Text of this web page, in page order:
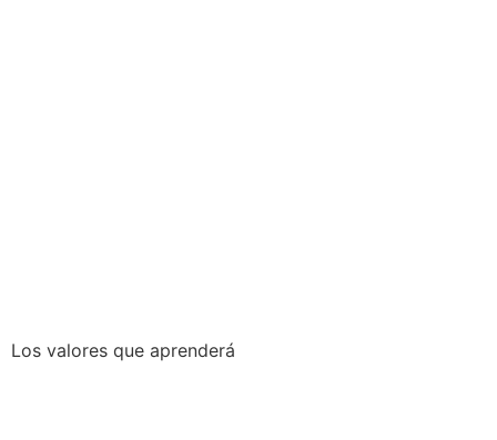
Los valores que aprenderá